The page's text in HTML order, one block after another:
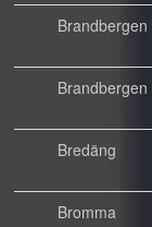
Brandbergen
Brandbergen
Bredäng
Bromma